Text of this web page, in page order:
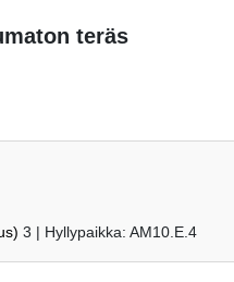
teräs
3 | Hyllypaikka: AM10.E.4